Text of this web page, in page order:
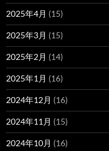
2025年4月 (15)
2025年3月 (15)
2025年2月 (14)
2025年1月 (16)
2024年12月 (16)
2024年11月 (15)
2024年10月 (16)